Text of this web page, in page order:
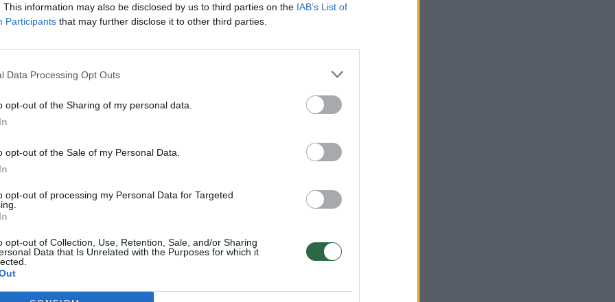
This information may also be disclosed by us to third parties on the IAB’s List of
Participants that may further disclose it to other third parties.
Data Processing Opt Outs
opt-out of the Sharing of my personal data.
opt-out of the Sale of my Personal Data.
opt-out of processing my Personal Data for Targeted
opt-out of Collection, Use, Retention, Sale, and/or Sharing
Data that Is Unrelated with the Purposes for which it
Modernaus meno centras
kasdienybė – priekabiavimas, patyčios ir
Žinios Lietuvos diena
Aukštaitijos pučiamųjų orkestras
Nyderlanduose apgynė čempionų vardą